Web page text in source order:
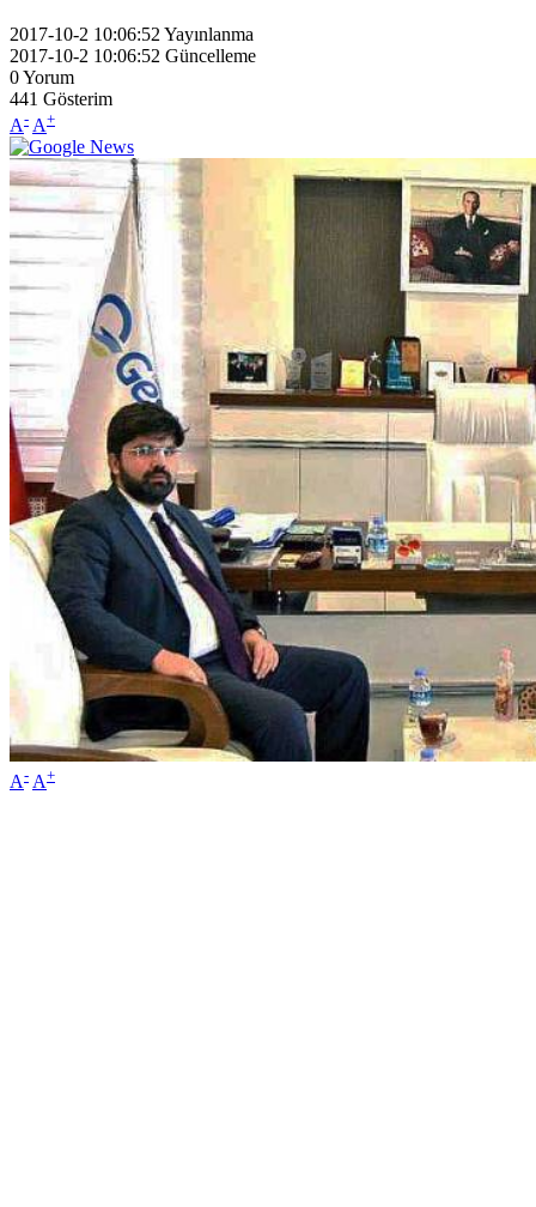
2017-10-2 10:06:52 Yayınlanma
2017-10-2 10:06:52 Güncelleme
0Yorum
441 Gösterim
A- A+
A- A+